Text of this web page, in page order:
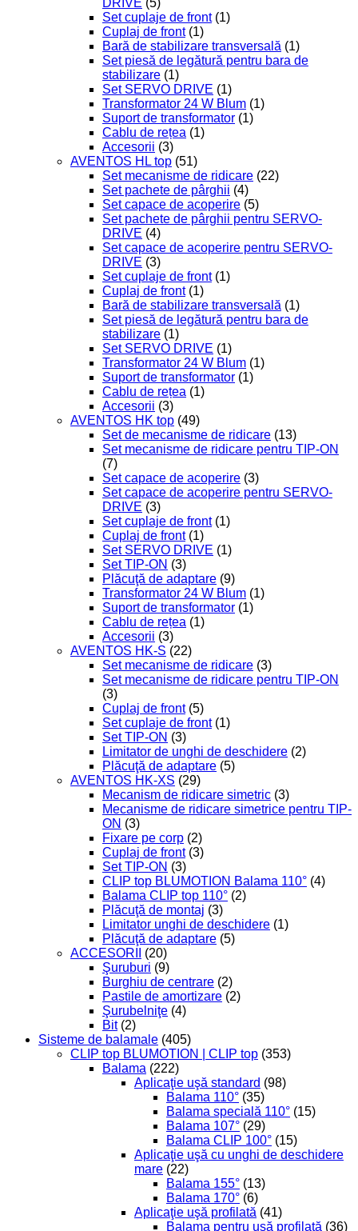
DRIVE (5)
Set cuplaje de front (1)
Cuplaj de front (1)
Bară de stabilizare transversală (1)
Set piesă de legătură pentru bara de
stabilizare (1)
Set SERVO DRIVE (1)
Transformator 24 W Blum (1)
Suport de transformator (1)
Cablu de rețea (1)
Accesorii (3)
AVENTOS HL top (51)
Set mecanisme de ridicare (22)
Set pachete de pârghii (4)
Set capace de acoperire (5)
Set pachete de pârghii pentru SERVO-
DRIVE (4)
Set capace de acoperire pentru SERVO-
DRIVE (3)
Set cuplaje de front (1)
Cuplaj de front (1)
Bară de stabilizare transversală (1)
Set piesă de legătură pentru bara de
stabilizare (1)
Set SERVO DRIVE (1)
Transformator 24 W Blum (1)
Suport de transformator (1)
Cablu de rețea (1)
Accesorii (3)
AVENTOS HK top (49)
Set de mecanisme de ridicare (13)
Set mecanisme de ridicare pentru TIP-ON
(7)
Set capace de acoperire (3)
Set capace de acoperire pentru SERVO-
DRIVE (3)
Set cuplaje de front (1)
Cuplaj de front (1)
Set SERVO DRIVE (1)
Set TIP-ON (3)
Plăcuţă de adaptare (9)
Transformator 24 W Blum (1)
Suport de transformator (1)
Cablu de rețea (1)
Accesorii (3)
AVENTOS HK-S (22)
Set mecanisme de ridicare (3)
Set mecanisme de ridicare pentru TIP-ON
(3)
Cuplaj de front (5)
Set cuplaje de front (1)
Set TIP-ON (3)
Limitator de unghi de deschidere (2)
Plăcuţă de adaptare (5)
AVENTOS HK-XS (29)
Mecanism de ridicare simetric (3)
Mecanisme de ridicare simetrice pentru TIP-
ON (3)
Fixare pe corp (2)
Cuplaj de front (3)
Set TIP-ON (3)
CLIP top BLUMOTION Balama 110° (4)
Balama CLIP top 110° (2)
Plăcuţă de montaj (3)
Limitator unghi de deschidere (1)
Plăcuţă de adaptare (5)
ACCESORII
(20)
Şuruburi (9)
Burghiu de centrare (2)
Pastile de amortizare (2)
Şurubelniţe (4)
Bit (2)
Sisteme de balamale (405)
CLIP top BLUMOTION | CLIP top (353)
Balama (222)
Aplicaţie uşă standard (98)
Balama 110° (35)
Balama specială 110° (15)
Balama 107° (29)
Balama CLIP 100° (15)
Aplicaţie uşă cu unghi de deschidere
mare (22)
Balama 155° (13)
Balama 170° (6)
Aplicaţie uşă profilată (41)
Balama pentru ușă profilată (36)